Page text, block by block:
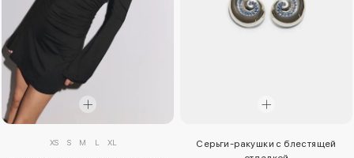
XS S M L XL
Серьги-ракушки с блестящей